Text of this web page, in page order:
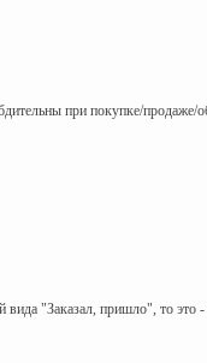
при покупке/продаже/
"Заказал, пришло", то это -